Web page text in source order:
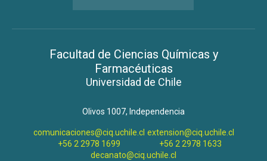
Facultad de Ciencias Químicas y
Farmacéuticas
Universidad de Chile
Olivos 1007, Independencia
comunicaciones@ciq.uchile.cl
+56 2 2978 1699
extension@ciq.uchile.cl
+56 2 2978 1633
decanato@ciq.uchile.cl